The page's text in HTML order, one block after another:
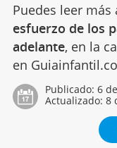
Puedes leer
esfuerzo de los
adelante, en la
en
Publicado: 6
Actualizado: 8